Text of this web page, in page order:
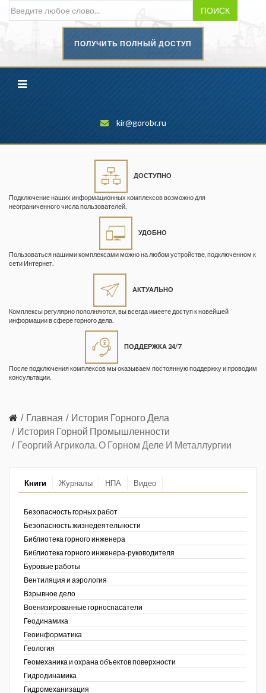
ПОИСК
ПОЛУЧИТЬ ПОЛНЫЙ ДОСТУП
kir@gorobr.ru
ДОСТУПНО
Подключение наших информационных комплексов возможно для
неограниченного числа пользователей.
УДОБНО
Пользоваться нашими комплексами можно на любом устройстве, подключенном к
сети Интернет.
АКТУАЛЬНО
Комплексы регулярно пополняются, вы всегда имеете доступ к новейшей
информации в сфере горного дела.
ПОДДЕРЖКА 24/7
После подключения комплексов мы оказываем постоянную поддержку и проводим
консультации.
Главная
История Горного Дела
История Горной Промышленности
Георгий Агрикола. О Горном Деле И Металлургии
Книги Журналы НПА Видео
Безопасность горных работ
Безопасность жизнедеятельности
Библиотека горного инженера
Библиотека горного инженера-руководителя
Буровые работы
Вентиляция и аэрология
Взрывное дело
Военизированные горноспасатели
Геодинамика
Геоинформатика
Геология
Геомеханика и охрана объектов поверхности
Гидродинамика
Гидромеханизация
промышленности
Геопрофи
Горнопромышленные ведомости
Кузбасса. Информационный
безопасность»
Информационный бюллетень
атомному надзору
Информация и космос
Маркшейдерский вестник
Минеральные ресурсы России
Недропользование XXI век
Нефтегазовые технологии
Нефтегазовая вертикаль
Разведка и охрана недр